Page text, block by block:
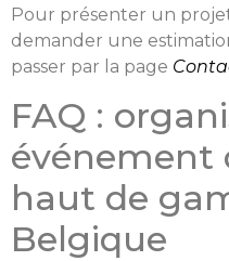
Pour présenter un
demander une
passer par la page
FAQ :
événement
haut de
Belgique